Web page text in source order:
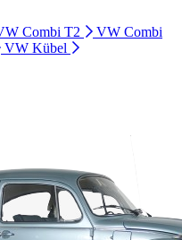
Combi T2
VW Combi
VW Kübel